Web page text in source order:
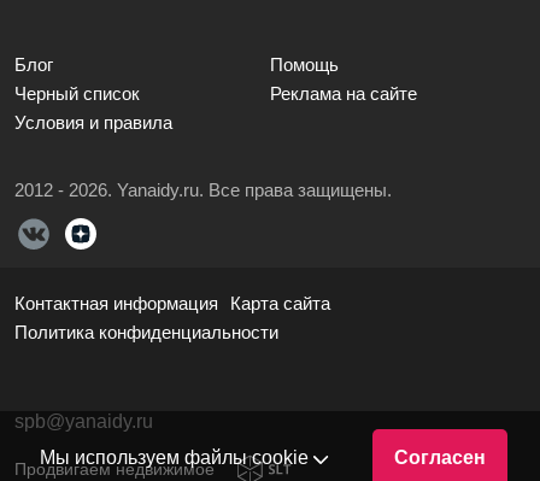
Мы используем файлы cookie Согласен
Блог
Помощь
Черный список
Реклама на сайте
Условия и правила
2012 - 2026. Yanaidy.ru. Все права защищены.
Контактная информация
Карта сайта
Политика конфиденциальности
spb@yanaidy.ru
Продвигаем недвижимое